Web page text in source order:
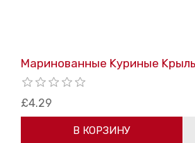
Маринованные Kуриные
£4.29
В КОРЗИНУ